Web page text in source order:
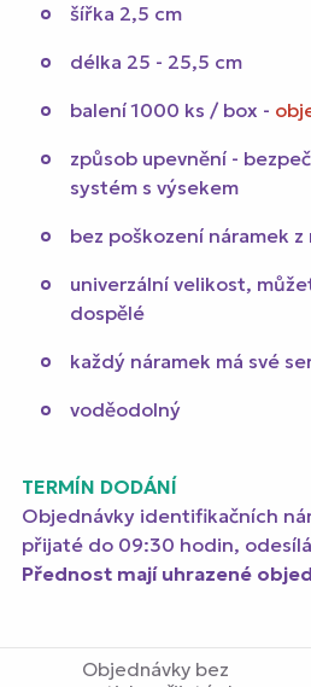
šířka 2,5 cm
délka 25 - 25,5 cm
balení 1000 ks / box -
způsob upevnění -
systém s výsekem
bez poškození náramek
univerzální velikost,
dospělé
každý náramek má své
voděodolný
TERMÍN DODÁNÍ
Objednávky identifikačních
přijaté do 09:30 hodin,
Přednost mají uhrazené
Objednávky bez